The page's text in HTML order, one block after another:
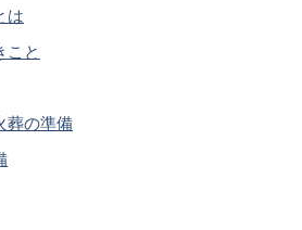
は
こと
葬の準備